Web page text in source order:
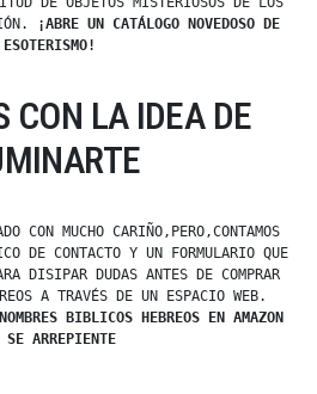
¡ABRE UN CATÁLOGO NOVEDOSO DE
ESOTERISMO!
CON LA IDEA DE
CON MUCHO CARIÑO,PERO,CONTAMOS
DE CONTACTO Y UN FORMULARIO QUE
DISIPAR DUDAS ANTES DE COMPRAR
A TRAVÉS DE UN ESPACIO WEB.
BIBLICOS HEBREOS EN AMAZON
SE ARREPIENTE